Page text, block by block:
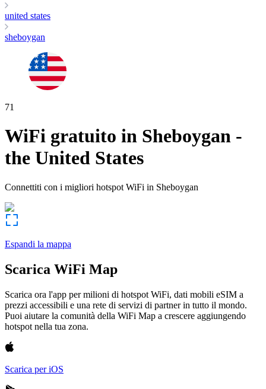
united states
sheboygan
71
WiFi gratuito in Sheboygan -
the United States
Connettiti con i migliori hotspot WiFi in Sheboygan
Espandi la mappa
Scarica WiFi Map
Scarica ora l'app per milioni di hotspot WiFi, dati mobili eSIM a
prezzi accessibili e una rete di servizi di partner in tutto il mondo.
Puoi aiutare la comunità della WiFi Map a crescere aggiungendo
hotspot nella tua zona.
Scarica per iOS